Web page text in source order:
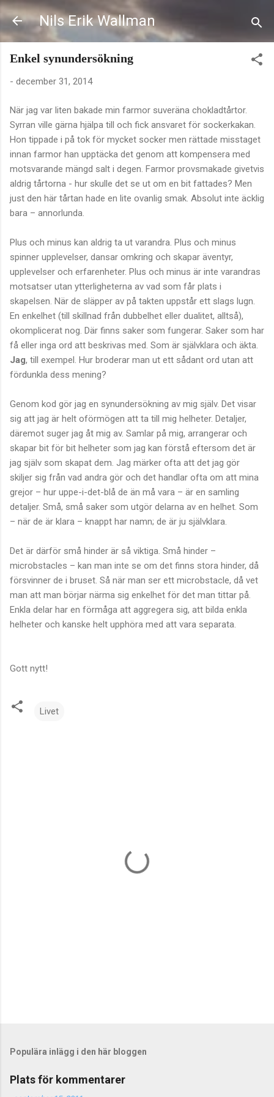
Fortsätt till huvudinnehåll
Nils Erik Wallman
Enkel synundersökning
- december 31, 2014
När jag var liten bakade min farmor suveräna chokladtårtor.
Syrran ville gärna hjälpa till och fick ansvaret för sockerkakan.
Hon tippade i på tok för mycket socker men rättade misstaget
innan farmor han upptäcka det genom att kompensera med
motsvarande mängd salt i degen. Farmor provsmakade givetvis
aldrig tårtorna - hur skulle det se ut om en bit fattades? Men
just den här tårtan hade en lite ovanlig smak. Absolut inte äcklig
bara – annorlunda.
Plus och minus kan aldrig ta ut varandra. Plus och minus
spinner upplevelser, dansar omkring och skapar äventyr,
upplevelser och erfarenheter. Plus och minus är inte varandras
motsatser utan ytterligheterna av vad som får plats i
skapelsen. När de släpper av på takten uppstår ett slags lugn.
En enkelhet (till skillnad från dubbelhet eller dualitet, alltså),
okomplicerat nog. Där finns saker som fungerar. Saker som har
få eller inga ord att beskrivas med. Som är självklara och äkta.
Jag, till exempel. Hur broderar man ut ett sådant ord utan att
fördunkla dess mening?
Genom kod gör jag en synundersökning av mig själv. Det visar
sig att jag är helt oförmögen att ta till mig helheter. Detaljer,
däremot suger jag åt mig av. Samlar på mig, arrangerar och
skapar bit för bit helheter som jag kan förstå eftersom det är
jag själv som skapat dem. Jag märker ofta att det jag gör
skiljer sig från vad andra gör och det handlar ofta om att mina
grejor – hur uppe-i-det-blå de än må vara – är en samling
detaljer. Små, små saker som utgör delarna av en helhet. Som
– när de är klara – knappt har namn; de är ju självklara.
Det är därför små hinder är så viktiga. Små hinder –
microbstacles – kan man inte se om det finns stora hinder, då
försvinner de i bruset. Så när man ser ett microbstacle, då vet
man att man börjar närma sig enkelhet för det man tittar på.
Enkla delar har en förmåga att aggregera sig, att bilda enkla
helheter och kanske helt upphöra med att vara separata.
Gott nytt!
Livet
Populära inlägg i den här bloggen
Plats för kommentarer